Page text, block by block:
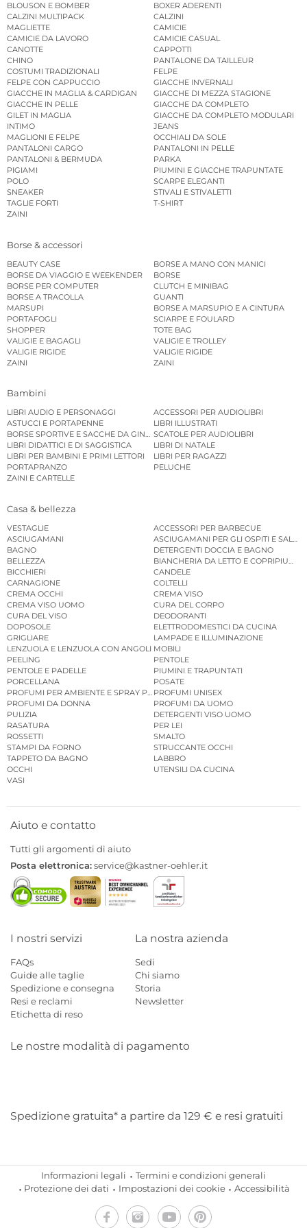
BLOUSON E BOMBER
BOXER ADERENTI
CALZINI MULTIPACK
CALZINI
MAGLIETTE
CAMICIE
CAMICIE DA LAVORO
CAMICIE CASUAL
CANOTTE
CAPPOTTI
CHINO
PANTALONE DA TAILLEUR
COSTUMI TRADIZIONALI
FELPE
FELPE CON CAPPUCCIO
GIACCHE INVERNALI
GIACCHE IN MAGLIA & CARDIGAN
GIACCHE DI MEZZA STAGIONE
GIACCHE IN PELLE
GIACCHE DA COMPLETO
GILET IN MAGLIA
GIACCHE DA COMPLETO MODULARI
INTIMO
JEANS
MAGLIONI E FELPE
OCCHIALI DA SOLE
PANTALONI CARGO
PANTALONI IN PELLE
PANTALONI & BERMUDA
PARKA
PIGIAMI
PIUMINI E GIACCHE TRAPUNTATE
POLO
SCARPE ELEGANTI
SNEAKER
STIVALI E STIVALETTI
TAGLIE FORTI
T-SHIRT
ZAINI
Borse & accessori
BEAUTY CASE
BORSE A MANO CON MANICI
BORSE DA VIAGGIO E WEEKENDER
BORSE
BORSE PER COMPUTER
CLUTCH E MINIBAG
BORSE A TRACOLLA
GUANTI
MARSUPI
BORSE A MARSUPIO E A CINTURA
PORTAFOGLI
SCIARPE E FOULARD
SHOPPER
TOTE BAG
VALIGIE E BAGAGLI
VALIGIE E TROLLEY
VALIGIE RIGIDE
VALIGIE RIGIDE
ZAINI
ZAINI
Bambini
LIBRI AUDIO E PERSONAGGI
ACCESSORI PER AUDIOLIBRI
ASTUCCI E PORTAPENNE
LIBRI ILLUSTRATI
BORSE SPORTIVE E SACCHE DA GINNASTICASCATOLE PER AUDIOLIBRI
LIBRI DIDATTICI E DI SAGGISTICA
LIBRI DI NATALE
LIBRI PER BAMBINI E PRIMI LETTORI
LIBRI PER RAGAZZI
PORTAPRANZO
PELUCHE
ZAINI E CARTELLE
Casa & bellezza
VESTAGLIE
ACCESSORI PER BARBECUE
ASCIUGAMANI
ASCIUGAMANI PER GLI OSPITI E
BAGNO
DETERGENTI DOCCIA E BAGNO
BELLEZZA
BIANCHERIA DA LETTO E COPRIPIUMINI
BICCHIERI
CANDELE
CARNAGIONE
COLTELLI
CREMA OCCHI
CREMA VISO
CREMA VISO UOMO
CURA DEL CORPO
CURA DEL VISO
DEODORANTI
DOPOSOLE
ELETTRODOMESTICI DA CUCINA
GRIGLIARE
LAMPADE E ILLUMINAZIONE
LENZUOLA E LENZUOLA CON ANGOLI MOBILI
PEELING
PENTOLE
PENTOLE E PADELLE
PIUMINI E TRAPUNTATI
PORCELLANA
POSATE
PROFUMI PER AMBIENTE E SPRAY PER AMBIENTE
PROFUMI UNISEX
PROFUMI DA DONNA
PROFUMI DA UOMO
PULIZIA
DETERGENTI VISO UOMO
RASATURA
PER LEI
ROSSETTI
SMALTO
STAMPI DA FORNO
STRUCCANTE OCCHI
TAPPETO DA BAGNO
LABBRO
OCCHI
UTENSILI DA CUCINA
VASI
Aiuto e contatto
Tutti gli argomenti di aiuto
Posta elettronica:service@kastner-oehler.it
I nostri servizi
FAQs
Guide alle taglie
Spedizione e consegna
Resi e reclami
Etichetta di reso
La nostra azienda
Sedi
Chi siamo
Storia
Newsletter
Le nostre modalità di pagamento
Spedizione gratuita* a partire da 129 € e resi gratuiti
Informazioni legali
Termini e condizioni generali
Protezione dei dati
Impostazioni dei cookie Accessibilità